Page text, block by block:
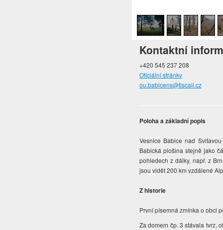
Kontaktní
+420 545 237 208
Oficiální stránky
ou.babicens@tiscali.cz
Poloha a základní popis
Vesnice Babice nad
Babická plošina stejně jako
pohledech z dálky, např. z
jsou vidět 200 km vzdálené
Z historie
První písemná zmínka o obci
Za domem čp. 3 stávala tvrz,